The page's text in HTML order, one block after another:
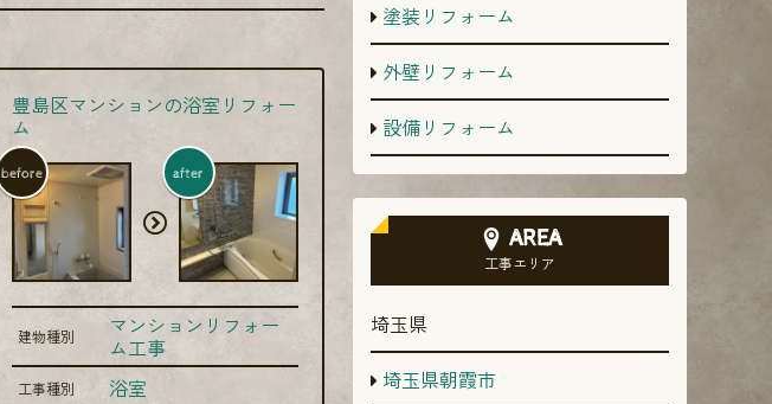
豊島区マンションの浴室リフォー
ム
before after
建物種別 マンションリフォー
ム工事
工事種別 浴室
塗装リフォーム
外壁リフォーム
設備リフォーム
AREA
工事エリア
埼玉県
埼玉県朝霞市